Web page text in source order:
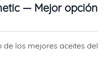
— Mejor opción
de los mejores aceites del